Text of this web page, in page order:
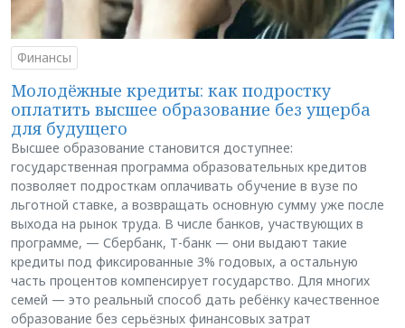
Финансы
Молодёжные кредиты: как подростку
оплатить высшее образование без ущерба
для будущего
Высшее образование становится доступнее:
государственная программа образовательных кредитов
позволяет подросткам оплачивать обучение в вузе по
льготной ставке, а возвращать основную сумму уже после
выхода на рынок труда. В числе банков, участвующих в
программе, — Сбербанк, Т-банк — они выдают такие
кредиты под фиксированные 3% годовых, а остальную
часть процентов компенсирует государство. Для многих
семей — это реальный способ дать ребёнку качественное
образование без серьёзных финансовых затрат